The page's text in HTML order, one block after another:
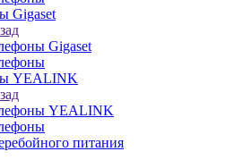
Gigaset
Gigaset
YEALINK
YEALINK
питания